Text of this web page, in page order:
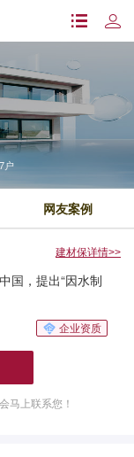
户
网友案例
建材保详情>>
国，提出“因水制
企业资质
马上联系您！